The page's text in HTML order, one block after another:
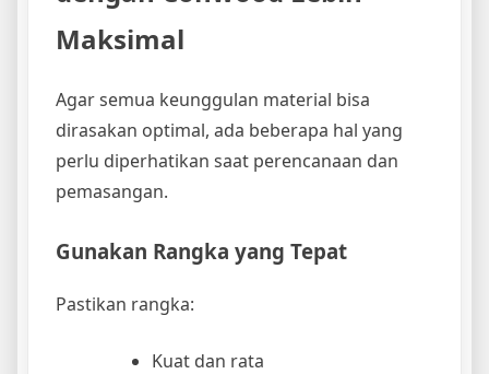
Maksimal
Agar semua keunggulan material bisa
dirasakan optimal, ada beberapa hal yang
perlu diperhatikan saat perencanaan dan
pemasangan.
Gunakan Rangka yang Tepat
Pastikan rangka:
Kuat dan rata